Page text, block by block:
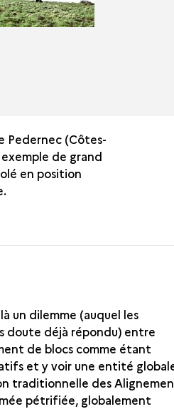
Pedernec (Côtes-
de grand
en position
un dilemme (auquel les
doute déjà répondu) entre
de blocs comme étant
et y voir une entité
traditionnelle des
pétrifiée, globalement